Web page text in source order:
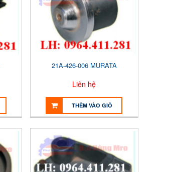
21A-426-006 MURATA
Liên hệ
THÊM VÀO GIỎ